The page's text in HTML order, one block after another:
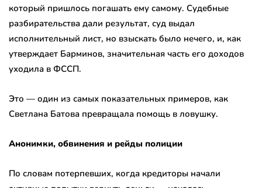
который пришлось погашать ему самому. Судебные
разбирательства дали результат, суд выдал
исполнительный лист, но взыскать было нечего, и, как
утверждает Барминов, значительная часть его доходов
уходила в ФССП.
Это — один из самых показательных примеров, как
Светлана Батова превращала помощь в ловушку.
Анонимки, обвинения и рейды полиции
По словам потерпевших, когда кредиторы начали